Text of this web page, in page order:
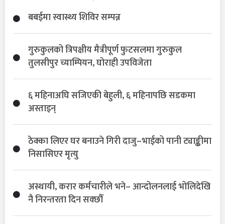
बबईमा स्वास्थ्य शिविर सम्पन्न
गुरुकुलको त्रिपक्षीय मैत्रीपूर्ण फुटसलमा गुरुकुल
तुलसीपुर च्याम्पियन, घोराही उपविजेता
६ महिनाअघि सजिएकी बेहुली, ६ महिनापछि सडकमा
अस्ताइन्
ठेक्का लिएर घर बनाउने गिरी दाजु–भाईको पानी ट्याङ्कीमा
निसासिएर मृत्यु
अस्थायी, करार कर्मचारीले भने– आन्दोलनलाई भोलिदेखि
नै निरन्तरता दिन सक्छौँ